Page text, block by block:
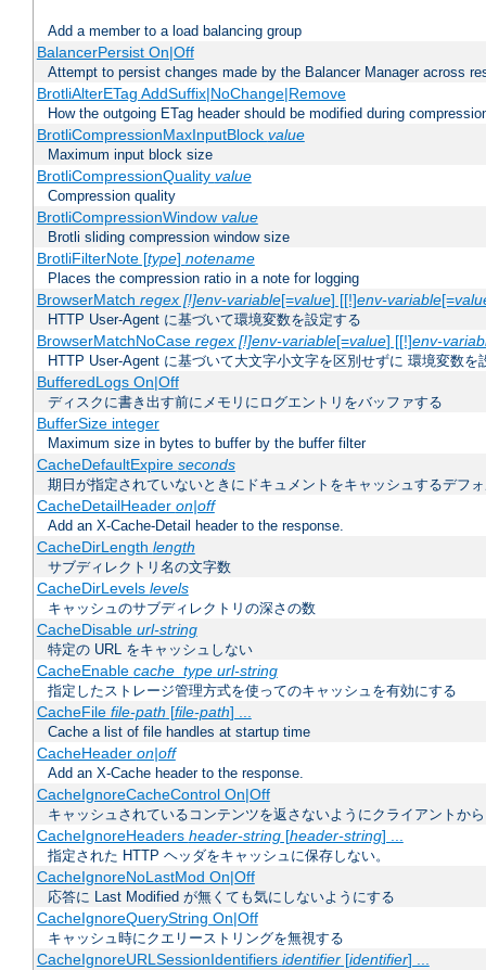
Add a member to a load balancing group
BalancerPersist On|Off
Attempt to persist changes made by the Balancer Manager across
BrotliAlterETag AddSuffix|NoChange|Remove
How the outgoing ETag header should be modified during
BrotliCompressionMaxInputBlock value
Maximum input block size
BrotliCompressionQuality value
Compression quality
BrotliCompressionWindow value
Brotli sliding compression window size
BrotliFilterNote [type] notename
Places the compression ratio in a note for logging
BrowserMatch regex [!]env-variable[=value] [[!]env-variable[=
HTTP User-Agent に基づいて環境変数を設定する
BrowserMatchNoCase regex [!]env-variable[=value] [[!]env-
HTTP User-Agent に基づいて大文字小文字を区別せずに 環境変数を
BufferedLogs On|Off
ディスクに書き出す前にメモリにログエントリをバッファする
BufferSize integer
Maximum size in bytes to buffer by the buffer filter
CacheDefaultExpire seconds
期日が指定されていないときにドキュメントをキャッシュするデフ
CacheDetailHeader on|off
Add an X-Cache-Detail header to the response.
CacheDirLength length
サブディレクトリ名の文字数
CacheDirLevels levels
キャッシュのサブディレクトリの深さの数
CacheDisable url-string
特定の URL をキャッシュしない
CacheEnable cache_type url-string
指定したストレージ管理方式を使ってのキャッシュを有効にする
CacheFile file-path [file-path] ...
Cache a list of file handles at startup time
CacheHeader on|off
Add an X-Cache header to the response.
CacheIgnoreCacheControl On|Off
キャッシュされているコンテンツを返さないようにクライアントか
CacheIgnoreHeaders header-string[header-string] ...
指定された HTTP ヘッダをキャッシュに保存しない。
CacheIgnoreNoLastMod On|Off
応答に Last Modified が無くても気にしないようにする
CacheIgnoreQueryString On|Off
キャッシュ時にクエリーストリングを無視する
CacheIgnoreURLSessionIdentifiers identifier[identifier] ...